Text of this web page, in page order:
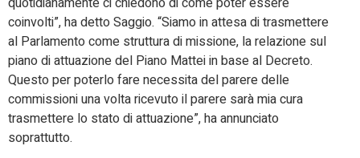
coinvolti”, ha detto Saggio. “Siamo in attesa di trasmettere
al Parlamento come struttura di missione, la relazione sul
piano di attuazione del Piano Mattei in base al Decreto.
Questo per poterlo fare necessita del parere delle
commissioni una volta ricevuto il parere sarà mia cura
trasmettere lo stato di attuazione”, ha annunciato
soprattutto.